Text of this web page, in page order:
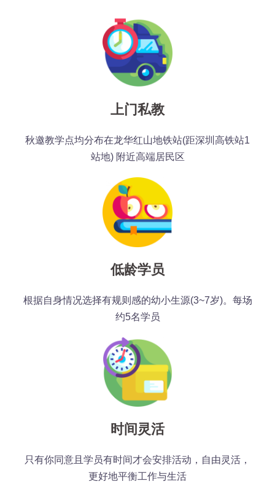
上门私教
秋邀教学点均分布在龙华红山地铁站(距深圳高铁站1
站地) 附近高端居民区
低龄学员
根据自身情况选择有规则感的幼小生源(3~7岁)。每场
约5名学员
时间灵活
只有你同意且学员有时间才会安排活动，自由灵活，
更好地平衡工作与生活